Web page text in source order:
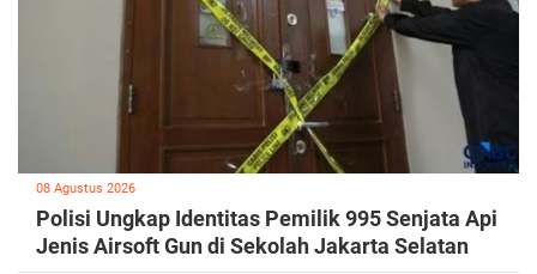
08 Agustus 2026
Polisi Ungkap Identitas Pemilik 995 Senjata Api
Jenis Airsoft Gun di Sekolah Jakarta Selatan